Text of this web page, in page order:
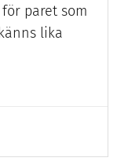
paret som
lika